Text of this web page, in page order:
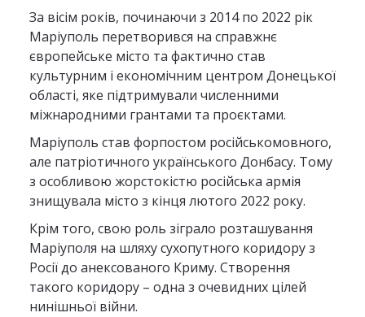
За вісім років, починаючи з 2014 по 2022 рік
Маріуполь перетворився на справжнє
європейське місто та фактично став
культурним і економічним центром Донецької
області, яке підтримували численними
міжнародними грантами та проєктами.
Маріуполь став форпостом російськомовного,
але патріотичного українського Донбасу. Тому
з особливою жорстокістю російська армія
знищувала місто з кінця лютого 2022 року.
Крім того, свою роль зіграло розташування
Маріуполя на шляху сухопутного коридору з
Росії до анексованого Криму. Створення
такого коридору – одна з очевидних цілей
нинішньої війни.